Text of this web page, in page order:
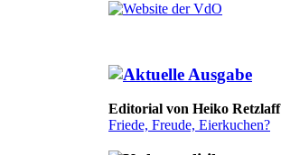
Editorial von Heiko Retzlaff
Friede, Freude, Eierkuchen?